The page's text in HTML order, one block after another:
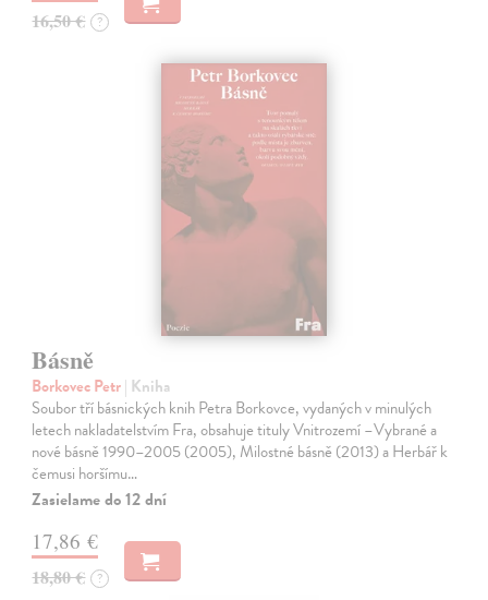
16,50 € ?
Básně
Borkovec Petr| Kniha
Soubor tří básnických knih Petra Borkovce, vydaných v minulých
letech nakladatelstvím Fra, obsahuje tituly Vnitrozemí –Vybrané a
nové básně 1990–2005 (2005), Milostné básně (2013) a Herbář k
čemusi horšímu…
Zasielame do 12 dní
17,86 €
18,80 € ?